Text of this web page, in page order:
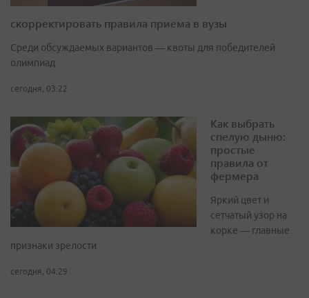
скорректировать правила приема в вузы
Среди обсуждаемых вариантов — квоты для победителей
олимпиад
сегодня, 03:22
Как выбрать
спелую дыню:
простые
правила от
фермера
Яркий цвет и
сетчатый узор на
корке — главные
признаки зрелости
сегодня, 04:29